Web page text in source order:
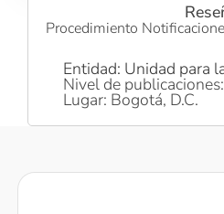
Procedimiento
Entidad: Unidad para
Nivel de
Lugar: Bogotá, D.C.